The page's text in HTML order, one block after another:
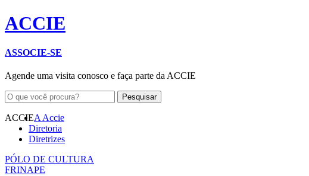
ACCIE
ASSOCIE-SE
Agende uma visita conosco e faça parte da ACCIE
ACCIEA Accie
Diretoria
Diretrizes
PÓLO DE CULTURA
FRINAPE